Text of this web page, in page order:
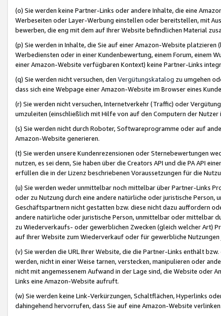
(o) Sie werden keine Partner-Links oder andere Inhalte, die eine
Werbeseiten oder Layer-Werbung einstellen oder bereitstellen, mit
bewerben, die eng mit dem auf Ihrer Website befindlichen Material
(p) Sie werden in Inhalte, die Sie auf einer Amazon-Website
Werbediensten oder in einer Kundenbewertung, einem Forum, einem
einer Amazon-Website verfügbaren Kontext) keine Partner-Links
(q) Sie werden nicht versuchen, den Vergütungskatalog zu umgehen
dass sich eine Webpage einer Amazon-Website im Browser eines
(r) Sie werden nicht versuchen, Internetverkehr (Traffic) oder
umzuleiten (einschließlich mit Hilfe von auf den Computern der
(s) Sie werden nicht durch Roboter, Softwareprogramme oder auf
Amazon-Website generieren.
(t) Sie werden unsere Kundenrezensionen oder Sternebewertungen
nutzen, es sei denn, Sie haben über die Creators API und die PA API
erfüllen die in der Lizenz beschriebenen Voraussetzungen für die
(u) Sie werden weder unmittelbar noch mittelbar über Partner-Links
oder zu Nutzung durch eine andere natürliche oder juristische
Geschäftspartnern nicht gestatten bzw. diese nicht dazu auffordern
andere natürliche oder juristische Person, unmittelbar oder mittelbar
zu Wiederverkaufs- oder gewerblichen Zwecken (gleich welcher Art)
auf Ihrer Website zum Wiederverkauf oder für gewerbliche
(v) Sie werden die URL Ihrer Website, die die Partner-Links enthält
werden, nicht in einer Weise tarnen, verstecken, manipulieren oder
nicht mit angemessenem Aufwand in der Lage sind, die Website oder
Links eine Amazon-Website aufruft.
(w) Sie werden keine Link-Verkürzungen, Schaltflächen, Hyperlinks
dahingehend hervorrufen, dass Sie auf eine Amazon-Website